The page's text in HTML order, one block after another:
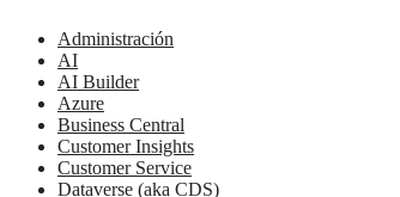
Administración
AI
AI Builder
Azure
Business Central
Customer Insights
Customer Service
Dataverse (aka CDS)